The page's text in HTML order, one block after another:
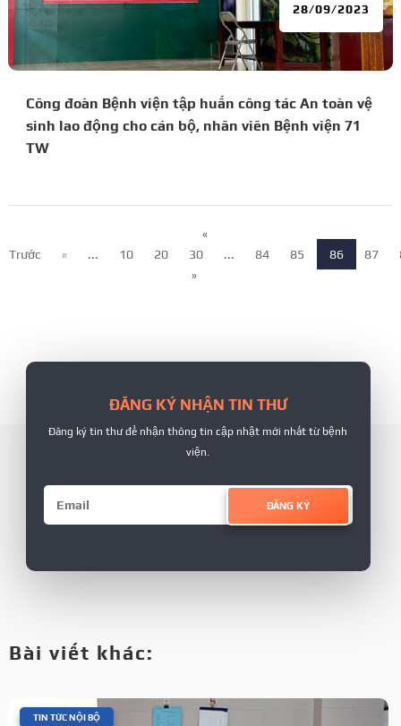
Công đoàn Bệnh viện tập huấn công tác An toàn vệ
sinh lao động cho cán bộ, nhân viên Bệnh viện 71
TW
28/09/2023
«
Trước
« ... 10 20 30 ... 84 85 86 87
»
ĐĂNG KÝ NHẬN TIN THƯ
Đăng ký tin thư để nhận thông tin cập nhật mới nhất từ bệnh
viện.
ĐĂNG KÝ
Bài viết khác:
TIN TỨC NỘI BỘ